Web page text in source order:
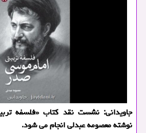
جاویدانی: نشست نقد کتاب «فلسفه
نوشته معصومه عبدلی انجام می شود.